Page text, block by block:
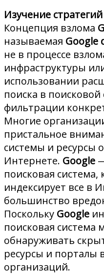
Изучение
Концепция взлома
называемая Google
не в процессе
инфраструктуры
использовании
поиска в поисковой
фильтрации
Многие
пристальное
системы и ресурсы
Интернете. Google
поисковая система,
индексирует все в
большинство
Поскольку Google
поисковая система
обнаруживать
ресурсы и порталы
организаций.